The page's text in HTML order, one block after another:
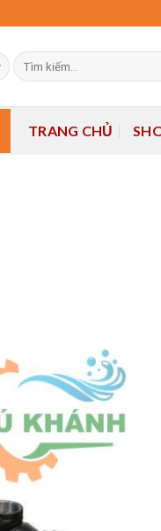
Tìm
kiếm:
TRANG CHỦ